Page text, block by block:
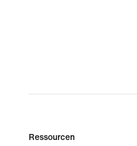
Ressourcen